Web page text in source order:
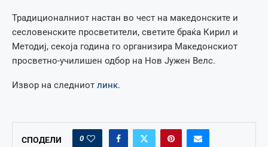
Традиционалниот настан во чест на македонските и
сесловенските просветители, светите браќа Кирил и
Методиј, секоја година го организира Македонскиот
просветно-училишен одбор на Нов Јужен Велс.
Извор на следниот линк.
СПОДЕЛИ 0